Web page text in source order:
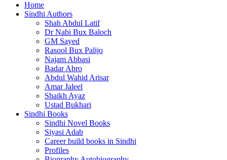
Home
Sindhi Authors
Shah Abdul Latif
Dr Nabi Bux Baloch
GM Sayed
Rasool Bux Palijo
Najam Abbasi
Badar Abro
Abdul Wahid Arisar
Amar Jaleel
Shaikh Ayaz
Ustad Bukhari
Sindhi Books
Sindhi Novel Books
Siyasi Adab
Career build books in Sindhi
Profiles